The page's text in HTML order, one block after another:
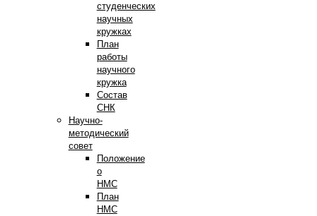
студенческих
научных
кружках
План
работы
научного
кружка
Состав
СНК
Научно-
методический
совет
Положение
о
НМС
План
НМС